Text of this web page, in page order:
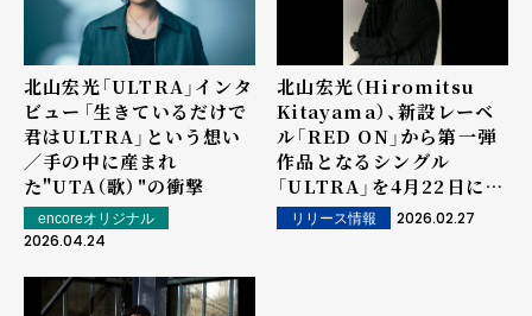
北山宏光「ULTRA」インタ
ビュー――「生きているだけで
君はULTRA」という想い
／手の中に産まれ
た"UTA（歌）"の衝撃
encoreオリジナル
2026.04.24
北山宏光（Hiromitsu
Kitayama）、新設レーベ
ル「RED ON」から第一弾
作品となるシングル
「ULTRA」を4月22日にリ
リース！
リリース情報 2026.02.27